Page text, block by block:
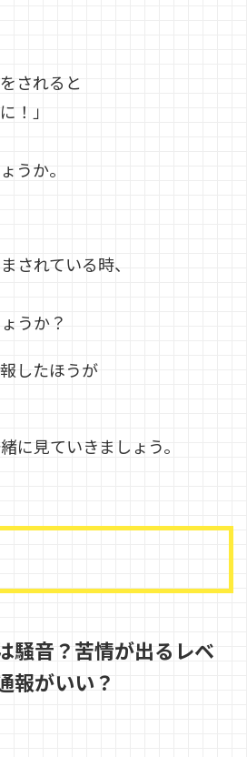
されると
！」
うか。
されている時、
うか？
したほうが
に見ていきましょう。
騒音？苦情が出るレベ
報がいい？